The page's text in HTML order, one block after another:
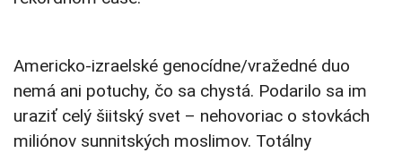
Americko-izraelské genocídne/vražedné duo
nemá ani potuchy, čo sa chystá. Podarilo sa im
uraziť celý šiitský svet – nehovoriac o stovkách
miliónov sunnitských moslimov. Totálny